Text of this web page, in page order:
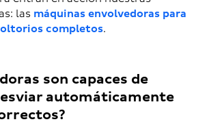
las máquinas envolvedoras para
completos.
son capaces de
automáticamente